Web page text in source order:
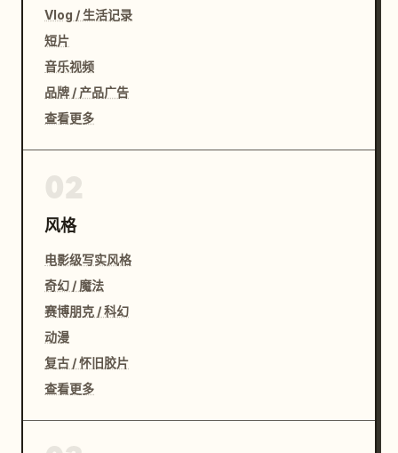
Vlog / 生活记录
短片
音乐视频
品牌 / 产品广告
查看更多
风格
电影级写实风格
奇幻 / 魔法
赛博朋克 / 科幻
动漫
复古 / 怀旧胶片
查看更多